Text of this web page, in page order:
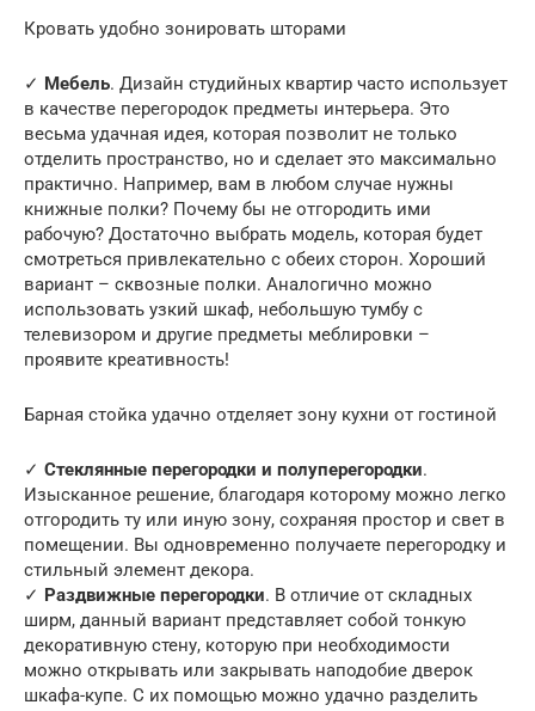
Кровать удобно зонировать шторами
✓ Мебель. Дизайн студийных квартир часто использует
в качестве перегородок предметы интерьера. Это
весьма удачная идея, которая позволит не только
отделить пространство, но и сделает это максимально
практично. Например, вам в любом случае нужны
книжные полки? Почему бы не отгородить ими
рабочую? Достаточно выбрать модель, которая будет
смотреться привлекательно с обеих сторон. Хороший
вариант – сквозные полки. Аналогично можно
использовать узкий шкаф, небольшую тумбу с
телевизором и другие предметы меблировки –
проявите креативность!
Барная стойка удачно отделяет зону кухни от гостиной
✓ Стеклянные перегородки и полуперегородки.
Изысканное решение, благодаря которому можно легко
отгородить ту или иную зону, сохраняя простор и свет в
помещении. Вы одновременно получаете перегородку и
стильный элемент декора.
✓ Раздвижные перегородки. В отличие от складных
ширм, данный вариант представляет собой тонкую
декоративную стену, которую при необходимости
можно открывать или закрывать наподобие дверок
шкафа-купе. С их помощью можно удачно разделить